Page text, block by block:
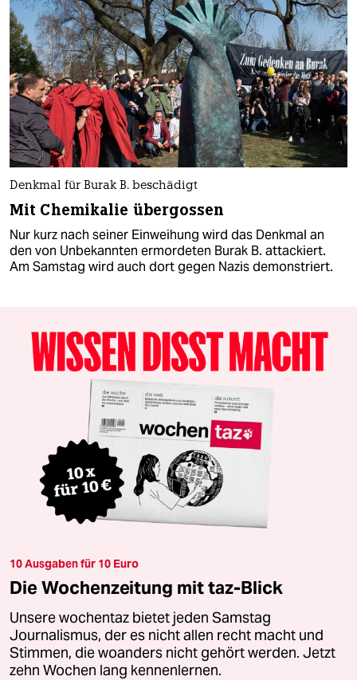
Denkmal für Burak B. beschädigt
Mit Chemikalie übergossen
Nur kurz nach seiner Einweihung wird das Denkmal an
den von Unbekannten ermordeten Burak B. attackiert.
Am Samstag wird auch dort gegen Nazis demonstriert.
10 Ausgaben für 10 Euro
Die Wochenzeitung mit taz-Blick
Unsere wochentaz bietet jeden Samstag
Journalismus, der es nicht allen recht macht und
Stimmen, die woanders nicht gehört werden. Jetzt
zehn Wochen lang kennenlernen.